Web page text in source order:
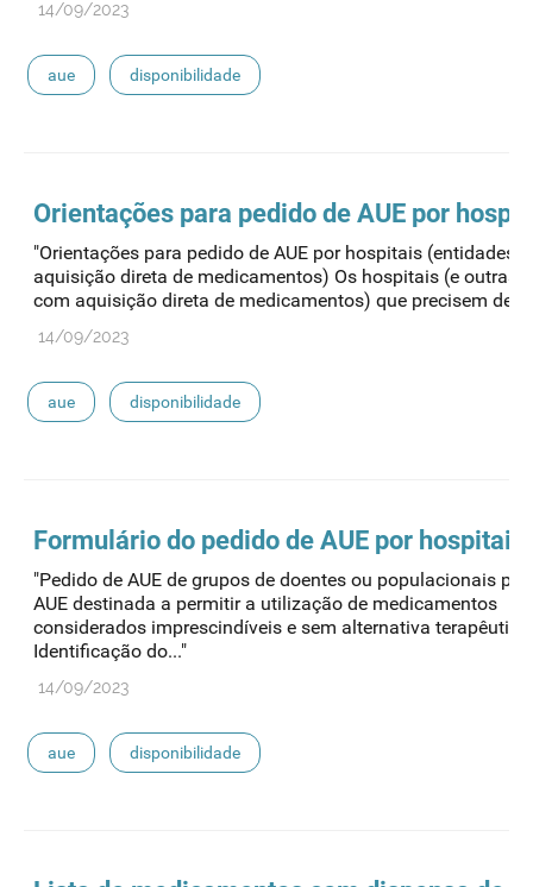
14/09/2023
aue disponibilidade
Orientações para pedido de AUE por
"Orientações para pedido de AUE por hospitais (entidades
aquisição direta de medicamentos) Os hospitais (e outras
com aquisição direta de medicamentos) que precisem de
14/09/2023
aue disponibilidade
Formulário do pedido de AUE por hospitais
"Pedido de AUE de grupos de doentes ou populacionais
AUE destinada a permitir a utilização de medicamentos
considerados imprescindíveis e sem alternativa terapêutica
Identificação do..."
14/09/2023
aue disponibilidade